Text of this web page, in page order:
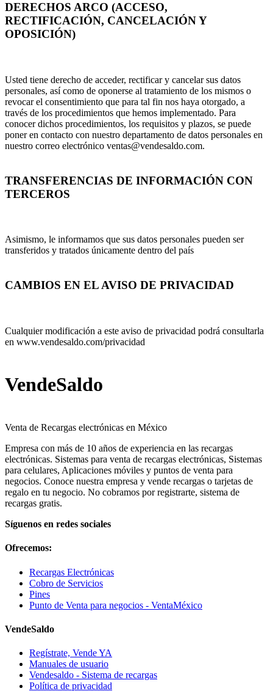
DERECHOS ARCO (ACCESO,
RECTIFICACIÓN, CANCELACIÓN Y
OPOSICIÓN)
Usted tiene derecho de acceder, rectificar y cancelar sus datos
personales, así como de oponerse al tratamiento de los mismos o
revocar el consentimiento que para tal fin nos haya otorgado, a
través de los procedimientos que hemos implementado. Para
conocer dichos procedimientos, los requisitos y plazos, se puede
poner en contacto con nuestro departamento de datos personales en
nuestro correo electrónico ventas@vendesaldo.com.
TRANSFERENCIAS DE INFORMACIÓN CON
TERCEROS
Asimismo, le informamos que sus datos personales pueden ser
transferidos y tratados únicamente dentro del país
CAMBIOS EN EL AVISO DE PRIVACIDAD
Cualquier modificación a este aviso de privacidad podrá consultarla
en www.vendesaldo.com/privacidad
VendeSaldo
Venta de Recargas electrónicas en México
Empresa con más de 10 años de experiencia en las recargas
electrónicas. Sistemas para venta de recargas electrónicas, Sistemas
para celulares, Aplicaciones móviles y puntos de venta para
negocios. Conoce nuestra empresa y vende recargas o tarjetas de
regalo en tu negocio. No cobramos por registrarte, sistema de
recargas gratis.
Síguenos en redes sociales
Ofrecemos:
Recargas Electrónicas
Cobro de Servicios
Pines
Punto de Venta para negocios - VentaMéxico
VendeSaldo
Regístrate, Vende YA
Manuales de usuario
Vendesaldo - Sistema de recargas
Política de privacidad